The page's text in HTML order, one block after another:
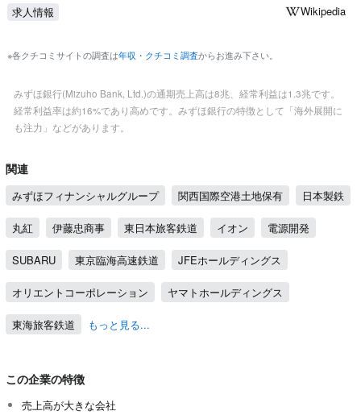
求人情報
Wikipedia
※各クチコミサイトの調査は年収・クチコミ調査からお進み下さい。
みずほ銀行(Mizuho Bank, Ltd.)の通期売上高は8兆、経常利益は1.3兆です。
経常利益率は約16%であり高めです。みずほ銀行の特徴として「海外展開に
も注力」などがあります。
関連
みずほフィナンシャルグループ 関西国際空港土地保有 日本製鉄
丸紅 伊藤忠商事 東日本旅客鉄道 イオン 電源開発
SUBARU 東京臨海高速鉄道 JFEホールディングス
オリエントコーポレーション ヤマトホールディングス
東海旅客鉄道 もっと見る...
この企業の特徴
売上高が大きな会社